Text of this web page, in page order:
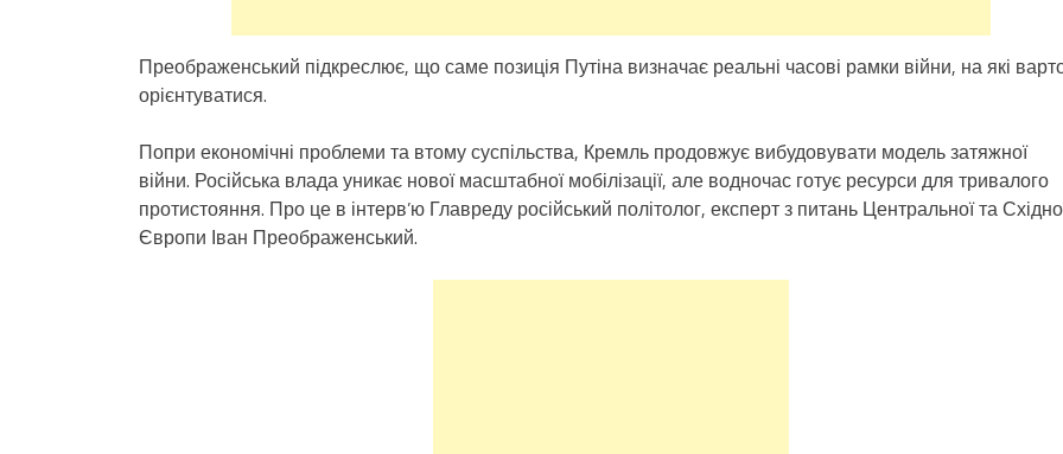
Преображенський підкреслює, що саме позиція Путіна визначає реальні часові рамки війни, на які
орієнтуватися.
Попри економічні проблеми та втому суспільства, Кремль продовжує вибудовувати модель затяжної
війни. Російська влада уникає нової масштабної мобілізації, але водночас готує ресурси для тривалого
протистояння. Про це в інтерв’ю Главреду російський політолог, експерт з питань Центральної та
Європи Іван Преображенський.